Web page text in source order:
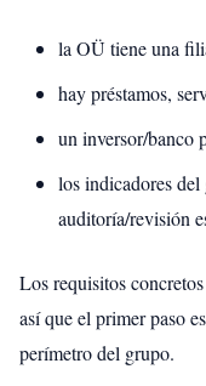
la OÜ tiene una
hay préstamos,
un inversor/banco
los indicadores del
auditoría/revisión
Los requisitos
así que el primer paso
perímetro del grupo.